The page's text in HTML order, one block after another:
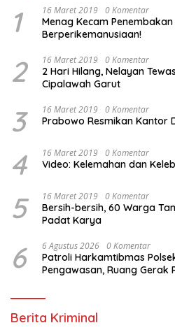
1 16 Maret 2019 0 Komentar
Menag Kecam
Berperikemanusiaan!
2 16 Maret 2019 0 Komentar
2 Hari Hilang, Nelayan
Cipalawah Garut
3 16 Maret 2019 0 Komentar
Prabowo Resmikan Kantor
4 16 Maret 2019 0 Komentar
Video: Kelemahan dan
5 16 Maret 2019 0 Komentar
Bersih-bersih, 60 Warga
Padat Karya
6 6 Agustus 2026 0 Komentar
Patroli Harkamtibmas
Pengawasan, Ruang Gerak
Berita Kriminal